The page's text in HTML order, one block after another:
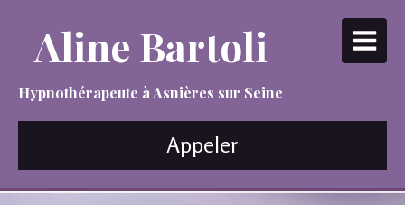
Aline Bartoli
Hypnothérapeute à Asnières sur Seine
Appeler